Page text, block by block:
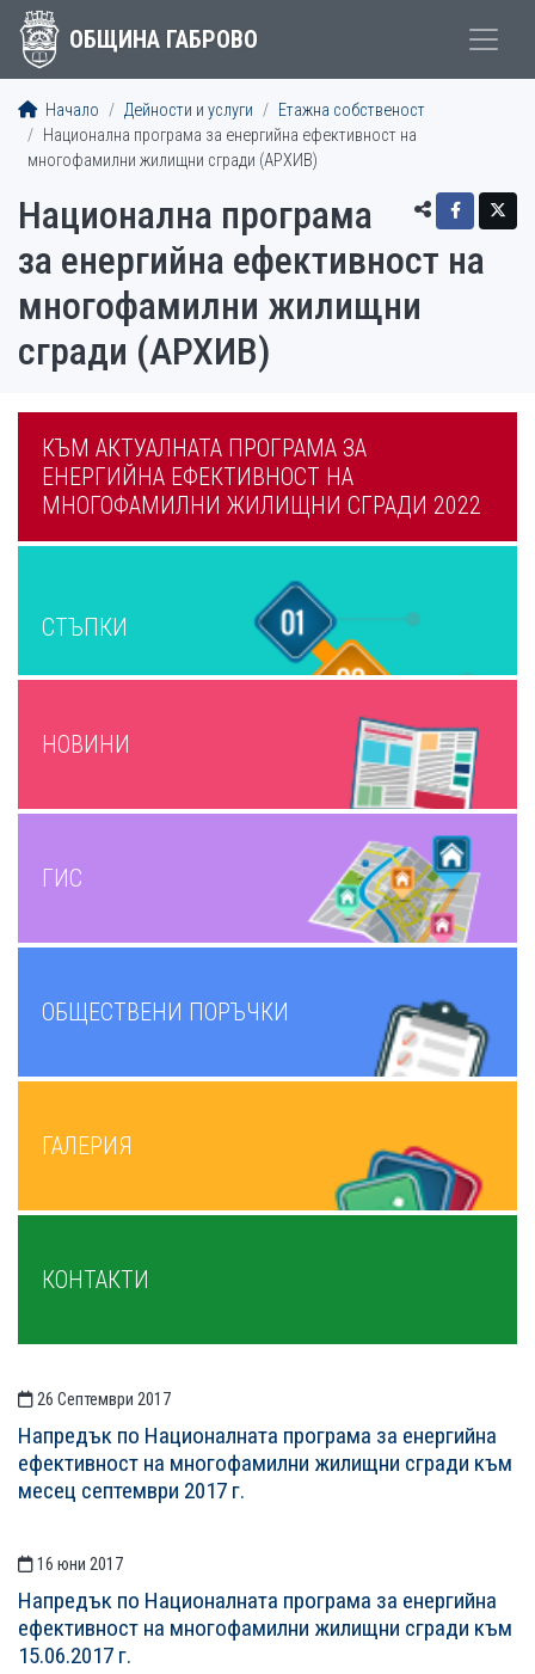
ОБЩИНА ГАБРОВО
Начало Дейности и услуги
Етажна собственост
Национална програма за енергийна ефективност на
многофамилни жилищни сгради (АРХИВ)
Национална програма
за енергийна ефективност на
многофамилни жилищни
сгради (АРХИВ)
МЕНЮ
КЪМ АКТУАЛНАТА ПРОГРАМА ЗА
ЕНЕРГИЙНА ЕФЕКТИВНОСТ НА
МНОГОФАМИЛНИ ЖИЛИЩНИ СГРАДИ 2022
СТЪПКИ
НОВИНИ
ГИС
ОБЩЕСТВЕНИ ПОРЪЧКИ
ГАЛЕРИЯ
КОНТАКТИ
СТАТИИСТАТИИ
26 Септември 2017
Напредък по Националната програма за енергийна
ефективност на многофамилни жилищни сгради към
месец септември 2017 г.
16 юни 2017
Напредък по Националната програма за енергийна
ефективност на многофамилни жилищни сгради към
15.06.2017 г.